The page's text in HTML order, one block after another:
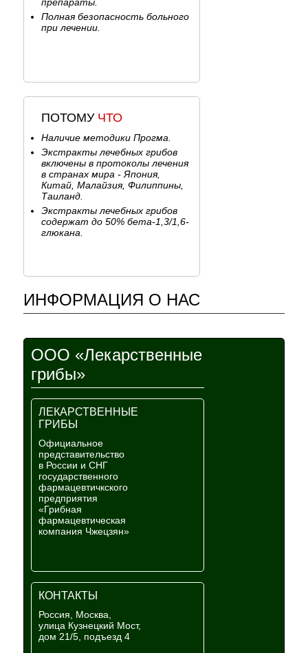
Рак яичника >>>
Рак маточной трубы >>>
Трофобластическая болезнь >>>
Полная безопасность больного
при лечении.
ПОТОМУ ЧТО
Наличие методики Прогма.
Экстракты лечебных грибов
включены в протоколы лечения
в странах мира - Япония,
Китай, Малайзия, Филиппины,
Таиланд.
Экстракты лечебных грибов
содержат до 50% бета-1,3/1,6-
глюкана.
ИНФОРМАЦИЯ О НАС
ООО «Лекарственные
грибы»
ЛЕКАРСТВЕННЫЕ
ГРИБЫ
Официальное
представительство
в России и СНГ
государственного
фармацевтичкского
предприятия
«Грибная
фармацевтическая
компания Чжецзян»
КОНТАКТЫ
Россия, Москва,
улица Кузнецкий Мост,
дом 21/5, подъезд 4